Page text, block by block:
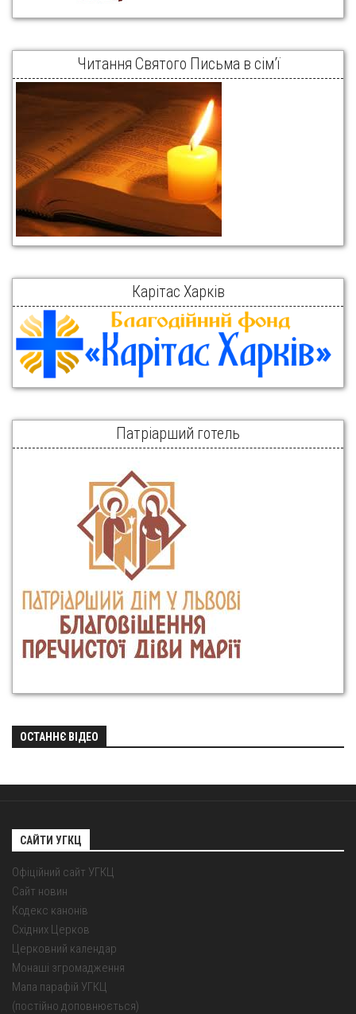
Читання Святого Письма в сім’ї
Карітас Харків
Патріарший готель
ОСТАННЄ ВІДЕО
САЙТИ УГКЦ
Офіційний сайт УГКЦ
Сайт новин
Кодекс канонів
Східних Церков
Церковний календар
Монаші згромадження
Мапа парафій УГКЦ
(постійно доповнюється)